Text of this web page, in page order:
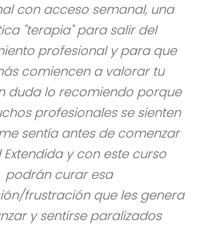
con acceso semanal, una
"terapia" para salir del
profesional y para que
comiencen a valorar tu
duda lo recomiendo porque
profesionales se sienten
sentía antes de comenzar
y con este curso
podrán curar esa
frustración que les genera
y sentirse paralizados